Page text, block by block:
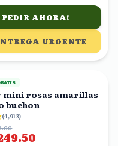
AHORA!
URGENTE
mini rosas amarillas
buchon
(4,913)